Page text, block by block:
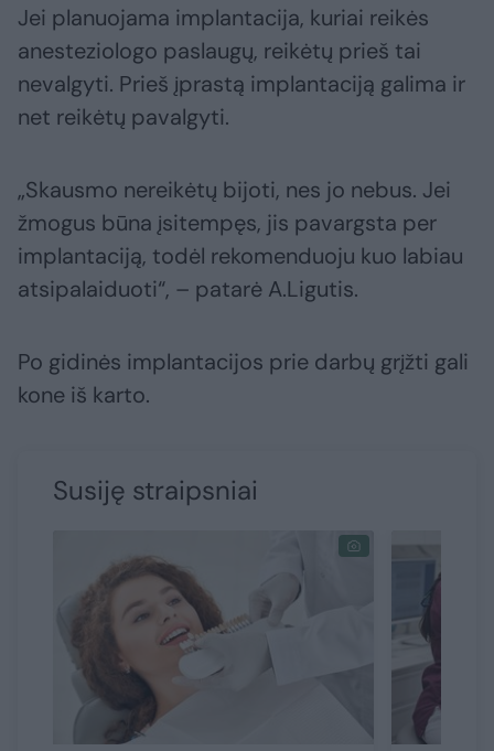
Jei planuojama implantacija, kuriai reikės
anesteziologo paslaugų, reikėtų prieš tai
nevalgyti. Prieš įprastą implantaciją galima ir
net reikėtų pavalgyti.
„Skausmo nereikėtų bijoti, nes jo nebus. Jei
žmogus būna įsitempęs, jis pavargsta per
implantaciją, todėl rekomenduoju kuo labiau
atsipalaiduoti“, – patarė A.Ligutis.
Po gidinės implantacijos prie darbų grįžti gali
kone iš karto.
Susiję straipsniai